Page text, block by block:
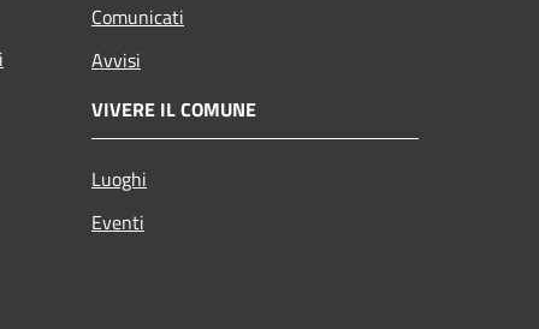
Comunicati
Avvisi
VIVERE IL COMUNE
Luoghi
Eventi